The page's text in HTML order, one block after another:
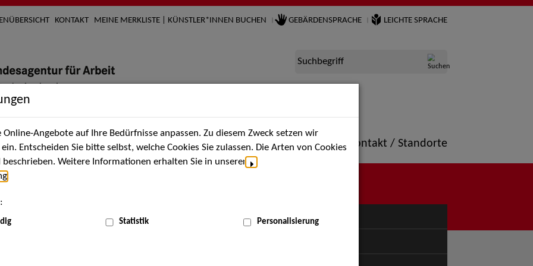
KONTAKT MEINE MERKLISTE | KÜNSTLER*INNEN BUCHEN GEBÄRDENSPRACHE LEICHTE SPRACHE
Suchbegriff
Künstler*innen Über uns Aktuelles Termine Portfolio Kontakt / Standorte
MENÜ
Angebote auf Ihre Bedürfnisse anpassen. Zu diesem Zweck setzen wir
Entscheiden Sie bitte selbst, welche Cookies Sie zulassen. Die Arten von Cookies
Weitere Informationen erhalten Sie in unserer
Statistik Personalisierung